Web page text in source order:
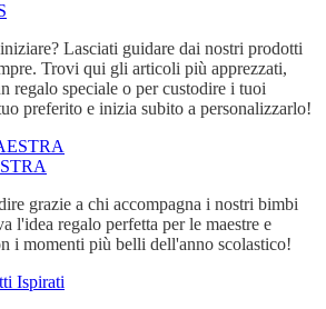
Lasciati guidare dai nostri prodotti
Trovi qui gli articoli più apprezzati,
regalo speciale o per custodire i tuoi
preferito e inizia subito a personalizzarlo!
grazie a chi accompagna i nostri bimbi
l'idea regalo perfetta per le maestre e
i momenti più belli dell'anno scolastico!
Ispirati